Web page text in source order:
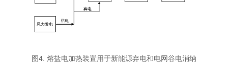
图4. 熔盐电加热装置用于新能源弃电和电网谷电消纳